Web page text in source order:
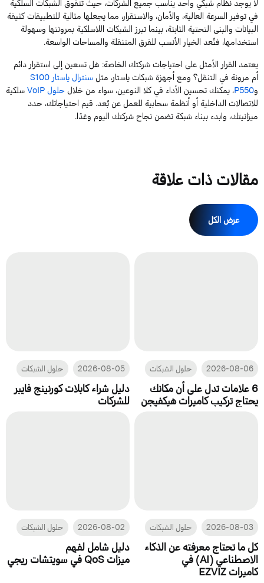
في توفير السرعة العالية، والأمان، والاستقرار، مما يجعلها مثالية للتطبيقات كثيفة
البيانات والبنى التحتية الثابتة، بينما تبرز الشبكات اللاسلكية بمرونتها وسهولة
استخدامها، فتُعد الخيار الأنسب للفرق المتنقلة والمساحات الواسعة.
يعتمدالقرار الأمثل على احتياجات شركتك الخاصة: هل تسعين إلى استقرار دائم
أم مرونة في التنقل؟ ومعأجهزة شبكاتياستار، مثلسنترالياستارS100
وP550، يمكنك تحسينالأداء في كلا النوعين، سواء من خلالحلول VoIP سلكية
للاتصالات الداخلية أو أنظمة سحابية للعمل عن بُعد. قيم احتياجاتك،حدد
ميزانيتك، وابدءببناء شبكة تضمن نجاح شركتك اليوم وغدًا.
مقالات ذات علاقة
عرض الكل
2026-08-06 حلول الشبكات
6 علامات تدل على أن مكانك
يحتاج تركيب كاميرات هيكفيجن
2026-08-05 حلول الشبكات
دليل شراء كابلات كورنينج فايبر
للشركات
2026-08-03 حلول الشبكات
كل ما تحتاج معرفته عن الذكاء
الاصطناعي (AI) في
كاميرات EZVIZ
2026-08-02 حلول الشبكات
دليل شامل لفهم
ميزات QoS في سويتشات ريجي